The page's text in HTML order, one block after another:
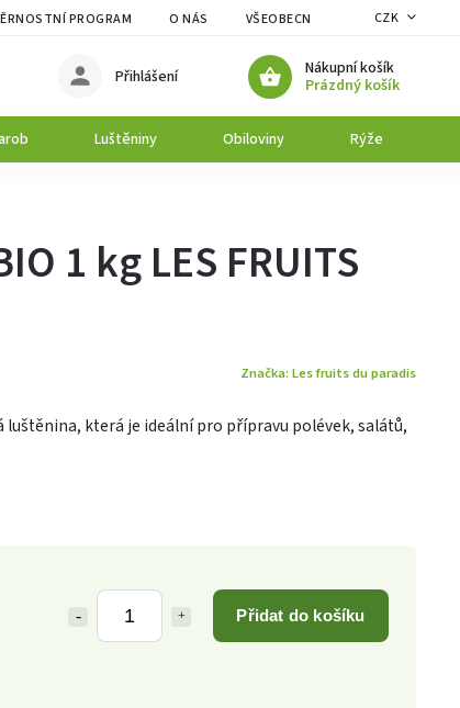
PROGRAM O NÁS VŠEOBECNÉ OBCHODNÍ PODMÍNKY
CZK
Nákupní košík
Prázdný košík
Přihlášení
Luštěniny Obiloviny Rýže
Přidat do košíku
1 kg LES FRUITS
Značka: Les fruits du paradis
luštěnina, která je ideální pro přípravu polévek, salátů,